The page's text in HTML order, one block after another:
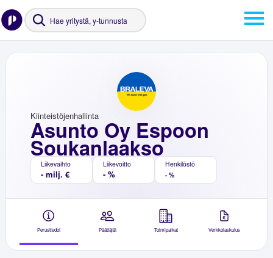
Asunto Oy Espoon
Soukanlaakso
Kiinteistöjenhallinta
Liikevaihto
- milj. €
Liikevoitto
- %
Henkilöstö
- %
Perustiedot Päättäjät Toimipaikat Verkkolaskutus